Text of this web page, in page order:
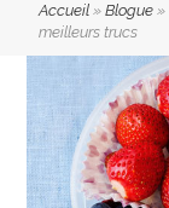
Accueil »Blogue »
meilleurs trucs